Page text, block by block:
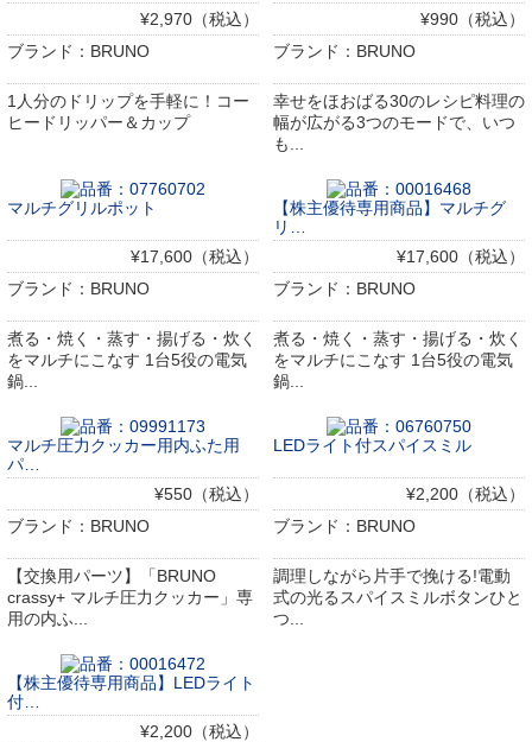
¥2,970（税込）
ブランド：BRUNO
1人分のドリップを手軽に！コー
ヒードリッパー＆カップ
¥990（税込）
ブランド：BRUNO
幸せをほおばる30のレシピ料理の
幅が広がる3つのモードで、いつ
も...
マルチグリルポット
¥17,600（税込）
ブランド：BRUNO
煮る・焼く・蒸す・揚げる・炊く
をマルチにこなす 1台5役の電気
鍋...
【株主優待専用商品】マルチグ
リ…
¥17,600（税込）
ブランド：BRUNO
煮る・焼く・蒸す・揚げる・炊く
をマルチにこなす 1台5役の電気
鍋...
マルチ圧力クッカー用内ふた用
パ…
¥550（税込）
ブランド：BRUNO
【交換用パーツ】「BRUNO
crassy+ マルチ圧力クッカー」専
用の内ふ...
LEDライト付スパイスミル
¥2,200（税込）
ブランド：BRUNO
調理しながら片手で挽ける!電動
式の光るスパイスミルボタンひと
つ...
【株主優待専用商品】LEDライト
付…
¥2,200（税込）